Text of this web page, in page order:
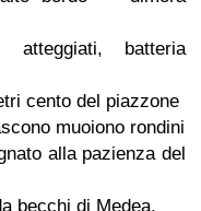
batteria
cento del piazzone
muoiono rondini
alla pazienza del
becchi di Medea,